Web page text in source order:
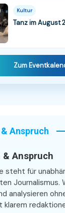
Kultur
Tanz im August
Zum
Anspruch
& Anspruch
steht für
Journalismus.
analysieren
klarem